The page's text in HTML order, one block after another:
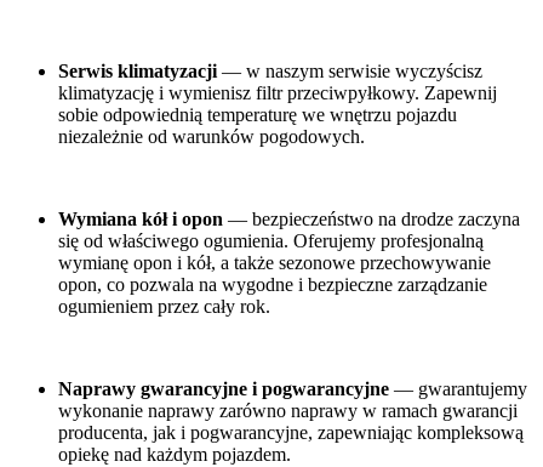
Serwis klimatyzacji — w naszym serwisie wyczyścisz
klimatyzację i wymienisz filtr przeciwpyłkowy. Zapewnij
sobie odpowiednią temperaturę we wnętrzu pojazdu
niezależnie od warunków pogodowych.
Wymiana kół i opon — bezpieczeństwo na drodze zaczyna
się od właściwego ogumienia. Oferujemy profesjonalną
wymianę opon i kół, a także sezonowe przechowywanie
opon, co pozwala na wygodne i bezpieczne zarządzanie
ogumieniem przez cały rok.
Naprawy gwarancyjne i pogwarancyjne — gwarantujemy
wykonanie naprawy zarówno naprawy w ramach gwarancji
producenta, jak i pogwarancyjne, zapewniając kompleksową
opiekę nad każdym pojazdem.